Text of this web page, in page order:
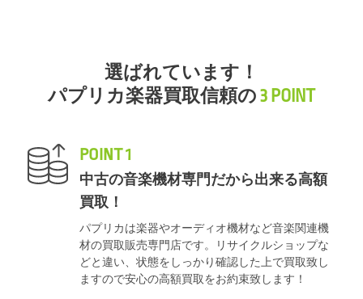
選ばれています！
パプリカ楽器買取信頼の 3 POINT
POINT 1
中古の音楽機材専門だから出来る高額
買取！
パプリカは楽器やオーディオ機材など音楽関連機
材の買取販売専門店です。リサイクルショップな
どと違い、状態をしっかり確認した上で買取致し
ますので安心の高額買取をお約束致します！